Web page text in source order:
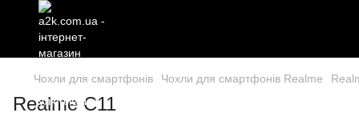
Чохли для смартфонів Чохли для смартфонів Realme
Realme C11